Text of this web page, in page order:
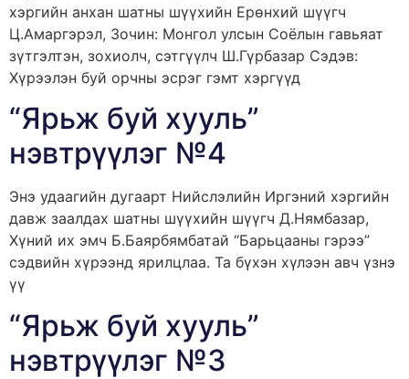
хэргийн анхан шатны шүүхийн Ерөнхий шүүгч
Ц.Амаргэрэл, Зочин: Монгол улсын Соёлын гавьяат
зүтгэлтэн, зохиолч, сэтгүүлч Ш.Гүрбазар Сэдэв:
Хүрээлэн буй орчны эсрэг гэмт хэргүүд
“Ярьж буй хууль”
нэвтрүүлэг №4
Энэ удаагийн дугаарт Нийслэлийн Иргэний хэргийн
давж заалдах шатны шүүхийн шүүгч Д.Нямбазар,
Хүний их эмч Б.Баярбямбатай “Барьцааны гэрээ”
сэдвийн хүрээнд ярилцлаа. Та бүхэн хүлээн авч үзнэ
үү
“Ярьж буй хууль”
нэвтрүүлэг №3